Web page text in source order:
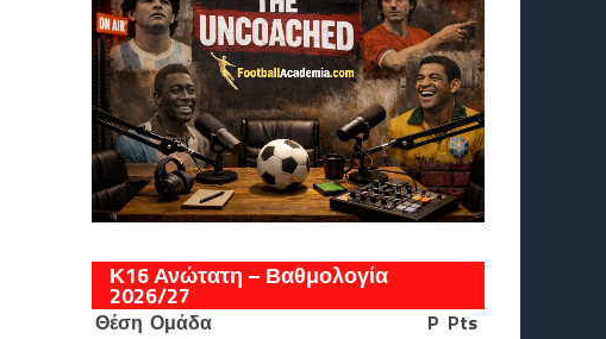
Κ16 Ανώτατη – Βαθμολογία
2026/27
Θέση Ομάδα P Pts